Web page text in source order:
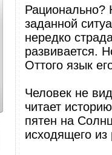
заданной
нередко
развивается.
Оттого язык
Человек не
читает
пятен на
исходящего из